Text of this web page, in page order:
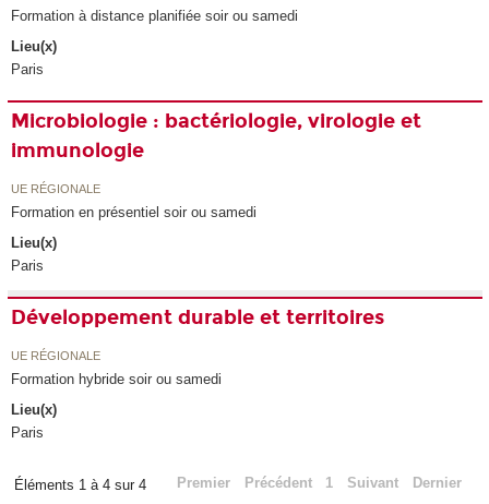
Formation à distance planifiée soir ou samedi
Lieu(x)
Paris
Microbiologie : bactériologie, virologie et
immunologie
UE RÉGIONALE
Formation en présentiel soir ou samedi
Lieu(x)
Paris
Développement durable et territoires
UE RÉGIONALE
Formation hybride soir ou samedi
Lieu(x)
Paris
Éléments 1 à 4 sur 4 Premier Précédent 1 Suivant Dernier